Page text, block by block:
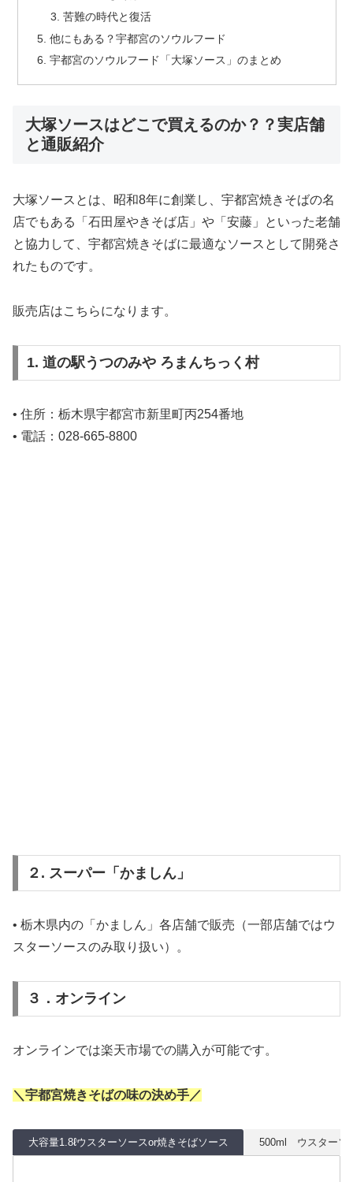
苦難の時代と復活
他にもある？宇都宮のソウルフード
宇都宮のソウルフード「大塚ソース」のまとめ
大塚ソースはどこで買えるのか？？実店舗
と通販紹介
大塚ソースとは、昭和8年に創業し、宇都宮焼きそばの名
店でもある「石田屋やきそば店」や「安藤」といった老舗
と協力して、宇都宮焼きそばに最適なソースとして開発さ
れたものです。
販売店はこちらになります。
1. 道の駅うつのみや ろまんちっく村
• 住所：栃木県宇都宮市新里町丙254番地
• 電話：028-665-8800
２. スーパー「かましん」
• 栃木県内の「かましん」各店舗で販売（一部店舗ではウ
スターソースのみ取り扱い）。
３．オンライン
オンラインでは楽天市場での購入が可能です。
＼宇都宮焼きそばの味の決め手／
大容量1.8ℓウスターソースor焼きそばソース 500ml ウスターソ